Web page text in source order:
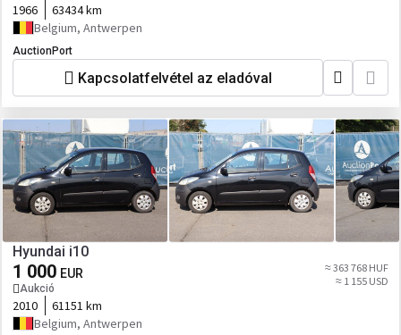
1966
63434 km
Belgium, Antwerpen
AuctionPort
Kapcsolatfelvétel az eladóval
Hyundai i10
1 000 EUR
Aukció
≈ 363 768 HUF
≈ 1 155 USD
2010
61151 km
Belgium, Antwerpen